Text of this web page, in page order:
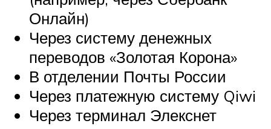
Онлайн)
Через систему денежных
переводов «Золотая Корона»
В отделении Почты России
Через платежную систему Qiwi
Через терминал Элекснет